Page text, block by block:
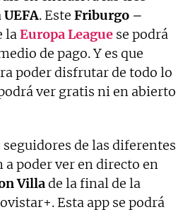
UEFA. Este Friburgo –
laEuropa League se podrá
de pago. Y es que
poder disfrutar de todo lo
ver gratis ni en abierto
de las diferentes
a poder ver en directo en
Villade la final de la
Esta app se podrá